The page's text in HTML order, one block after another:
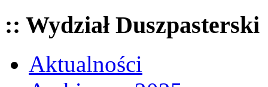
:: Wydział Duszpasterski
Aktualności